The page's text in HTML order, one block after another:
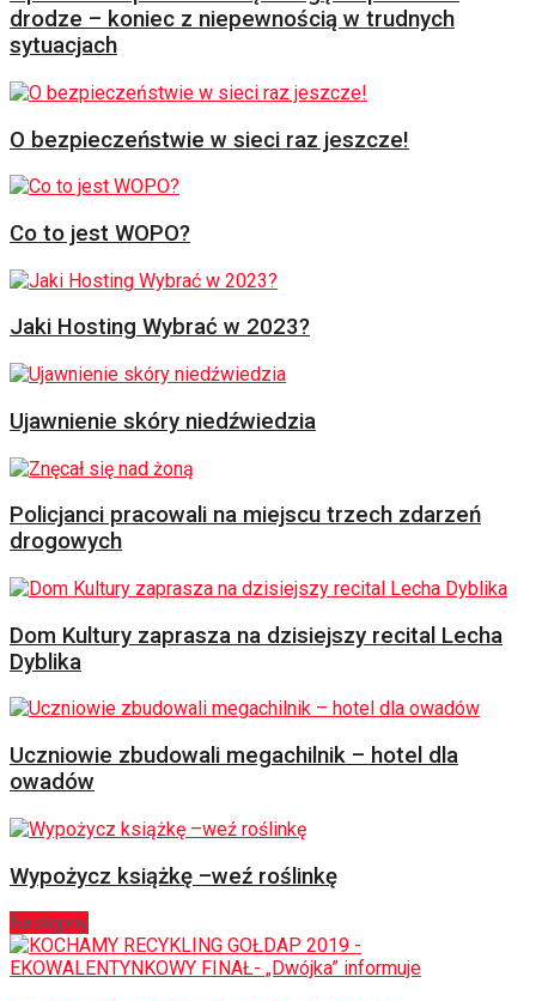
drodze – koniec z niepewnością w trudnych
sytuacjach
O bezpieczeństwie w sieci raz jeszcze!
Co to jest WOPO?
Jaki Hosting Wybrać w 2023?
Ujawnienie skóry niedźwiedzia
Policjanci pracowali na miejscu trzech zdarzeń
drogowych
Dom Kultury zaprasza na dzisiejszy recital Lecha
Dyblika
Uczniowie zbudowali megachilnik – hotel dla
owadów
Wypożycz książkę –weź roślinkę
Następny